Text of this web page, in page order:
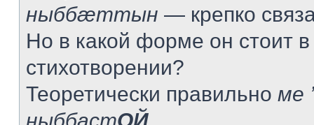
ныббæттын — крепко
Но в какой форме он стоит
стихотворении?
Теоретически правильно ме